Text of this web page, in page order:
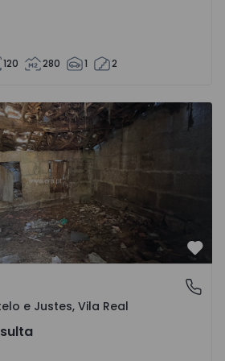
120 280 1 2
Tomé do Castelo e Justes -
e Justes, Vila Real
e Justes, Vila Real